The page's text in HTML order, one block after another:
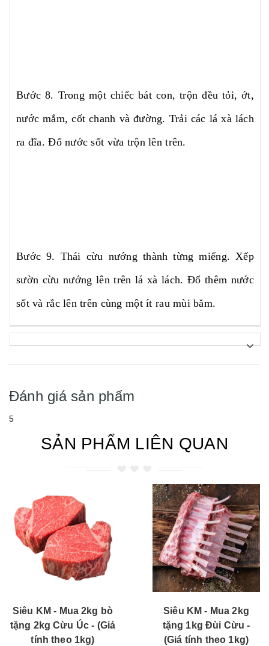
Bước 8. Trong một chiếc bát con, trộn đều tỏi, ớt,
nước mắm, cốt chanh và đường. Trải các lá xà lách
ra đĩa. Đổ nước sốt vừa trộn lên trên.
Bước 9. Thái cừu nướng thành từng miếng. Xếp
sườn cừu nướng lên trên lá xà lách. Đổ thêm nước
sốt và rắc lên trên cùng một ít rau mùi băm.
Đánh giá sản phẩm
5
SẢN PHẨM LIÊN QUAN
Siêu KM - Mua 2kg bò
tặng 2kg Cừu Úc - (Giá
tính theo 1kg)
Siêu KM - Mua 2kg
tặng 1kg Đùi Cừu -
(Giá tính theo 1kg)